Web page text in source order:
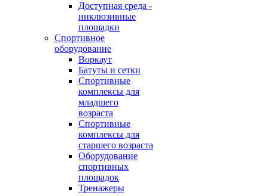
Доступная среда -
инклюзивные
площадки
Спортивное
оборудование
Воркаут
Батуты и сетки
Спортивные
комплексы для
младшего
возраста
Спортивные
комплексы для
старшего возраста
Оборудование
спортивных
площадок
Тренажеры